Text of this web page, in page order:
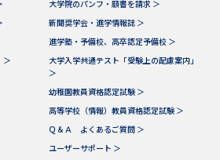
大学院のパンフ・願書を請求 ＞
新聞奨学会・進学情報誌 ＞
進学塾・予備校、高卒認定予備校 ＞
＞
大学入学共通テスト「受験上の配慮案内」
＞
幼稚園教員資格認定試験 ＞
高等学校（情報）教員資格認定試験 ＞
Ｑ＆Ａ よくあるご質問 ＞
ユーザーサポート ＞